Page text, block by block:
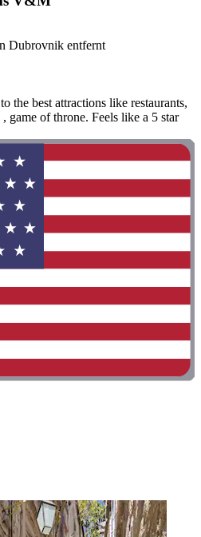
Dubrovnik entfernt
the best attractions like restaurants,
game of throne. Feels like a 5 star